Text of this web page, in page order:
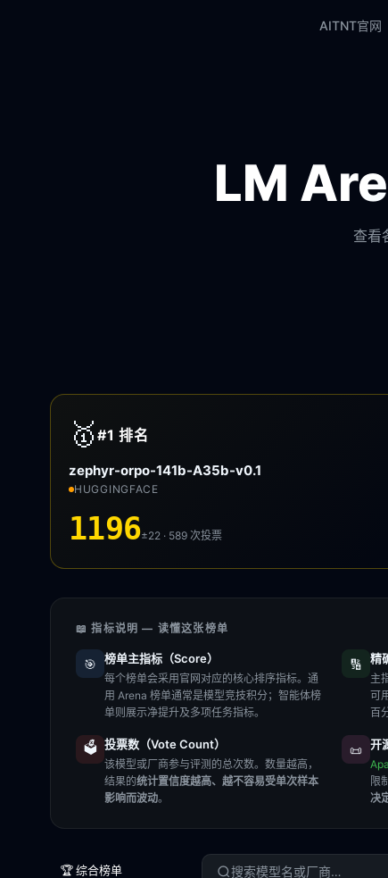
AITNT官网
LM
查看
🥇 #1排名
zephyr-orpo-141b-A35b-v0.1
HUGGINGFACE
1196±22 · 589次投票
📖 指标说明 — 读懂这张榜单
🎯 榜单主指标（Score）
每个榜单会采用官网对应的核心排序指标。通
用 Arena 榜单通常是模型竞技积分；智能体榜
单则展示净提升及多项任务指标。
🔢 精
主
可
百
🗳️ 投票数（Vote Count）
该模型或厂商参与评测的总次数。数量越高，
结果的统计置信度越高、越不容易受单次样本
影响而波动。
📜 开
限
决
🏆 综合榜单